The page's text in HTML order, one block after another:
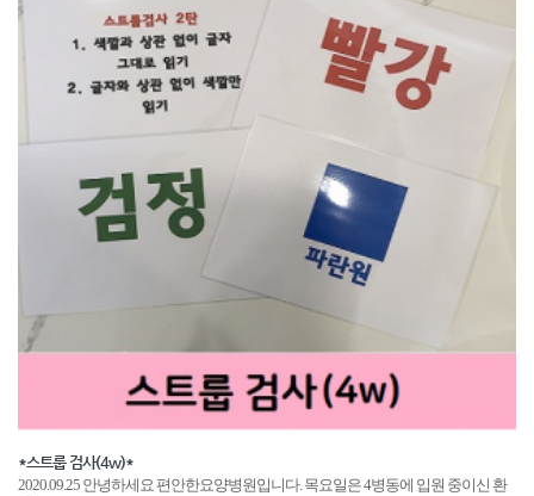
*스트룹 검사(4w)*
​​2020.09.25 안녕하세요 편안한요양병원입니다. 목요일은 4병동에 입원 중이신 환